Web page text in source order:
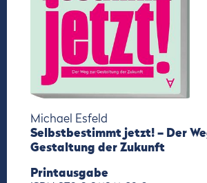
Michael Esfeld
Selbstbestimmt jetzt! – Der
Gestaltung der Zukunft
Printausgabe